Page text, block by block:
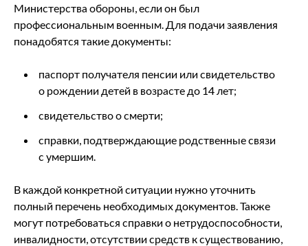
Министерства обороны, если он был
профессиональным военным. Для подачи заявления
понадобятся такие документы:
паспорт получателя пенсии или свидетельство
о рождении детей в возрасте до 14 лет;
свидетельство о смерти;
справки, подтверждающие родственные связи
с умершим.
В каждой конкретной ситуации нужно уточнить
полный перечень необходимых документов. Также
могут потребоваться справки о нетрудоспособности,
инвалидности, отсутствии средств к существованию,